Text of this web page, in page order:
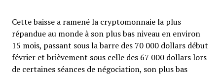
Cette baisse a ramené la cryptomonnaie la plus
répandue au monde à son plus bas niveau en environ
15 mois, passant sous la barre des 70 000 dollars début
février et brièvement sous celle des 67 000 dollars lors
de certaines séances de négociation, son plus bas